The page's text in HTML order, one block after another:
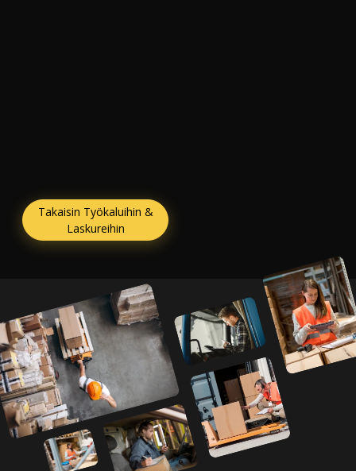
Takaisin Työkaluihin &
Laskureihin